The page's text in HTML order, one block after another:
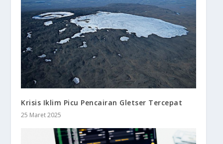
Krisis Iklim Picu Pencairan Gletser Tercepat
25 Maret 2025